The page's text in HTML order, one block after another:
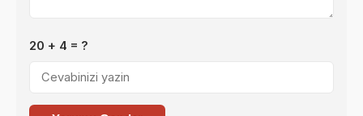
20 + 4 = ?